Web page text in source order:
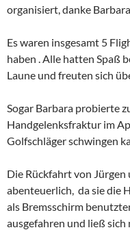
organisiert, danke
Es waren insgesamt 5
haben . Alle hatten Spaß
Laune und freuten sich
Sogar Barbara probierte
Handgelenksfraktur im
Golfschläger schwingen
Die Rückfahrt von
abenteuerlich, da sie die
als Bremsschirm
ausgefahren und ließ